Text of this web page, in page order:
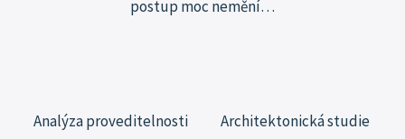
postup moc nemění…
Analýza proveditelnosti Architektonická studie